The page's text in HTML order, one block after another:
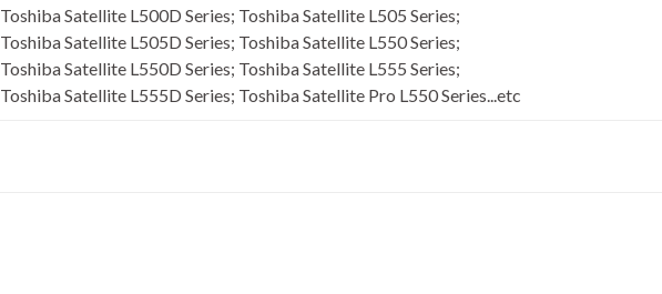
Toshiba Satellite L500D Series; Toshiba Satellite L505 Series;
Toshiba Satellite L505D Series; Toshiba Satellite L550 Series;
Toshiba Satellite L550D Series; Toshiba Satellite L555 Series;
Toshiba Satellite L555D Series; Toshiba Satellite Pro L550 Series...etc